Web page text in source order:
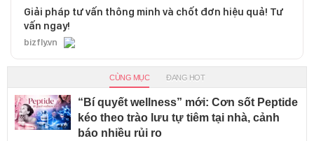
Giải pháp tư vấn thông minh và chốt đơn hiệu quả! Tư
vấn ngay!
bizfly.vn
CÙNG MỤC ĐANG HOT
“Bí quyết wellness” mới: Cơn sốt Peptide
kéo theo trào lưu tự tiêm tại nhà, cảnh
báo nhiều rủi ro